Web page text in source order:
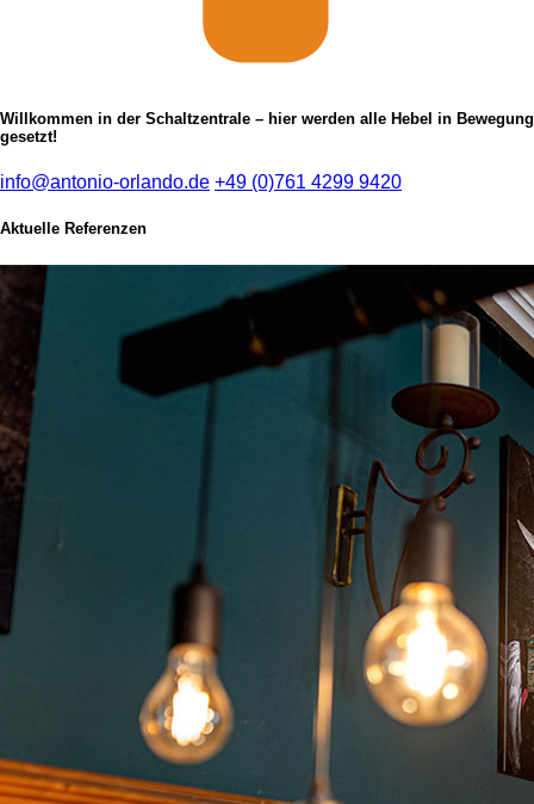
Willkommen in der Schaltzentrale – hier werden alle Hebel in Bewegung
gesetzt!
info@antonio-orlando.de +49 (0)761 4299 9420
Aktuelle Referenzen